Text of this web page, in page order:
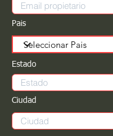
Pais
Estado
Ciudad